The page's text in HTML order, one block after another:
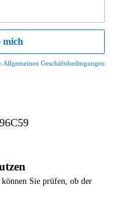
mich
Allgemeinen Geschäftsbedingungen
Sie prüfen, ob der